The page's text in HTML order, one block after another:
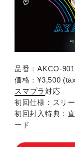
品番：AKCO-
価格：¥3,500
スマプラ対応
初回仕様：スリ
初回封入特典：
ード